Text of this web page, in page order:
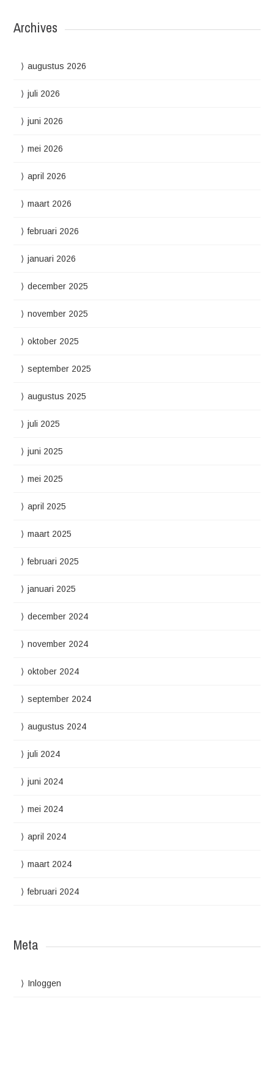
Archives
augustus 2026
juli 2026
juni 2026
mei 2026
april 2026
maart 2026
februari 2026
januari 2026
december 2025
november 2025
oktober 2025
september 2025
augustus 2025
juli 2025
juni 2025
mei 2025
april 2025
maart 2025
februari 2025
januari 2025
december 2024
november 2024
oktober 2024
september 2024
augustus 2024
juli 2024
juni 2024
mei 2024
april 2024
maart 2024
februari 2024
Meta
Inloggen